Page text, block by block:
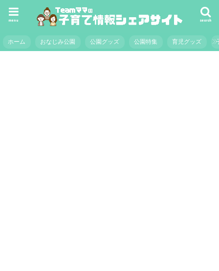
search
menu
ホーム おなじみ公園 公園グッズ 公園特集 育児グッズ